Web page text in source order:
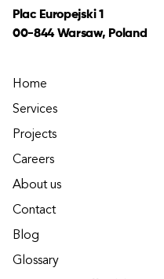
Plac Europejski 1
00-844 Warsaw, Poland
Home
Services
Projects
Careers
About us
Contact
Blog
Glossary